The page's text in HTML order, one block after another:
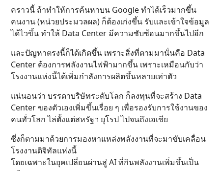
คราวนี้ ถ้าทำให้การค้นหาบน Google ทำได้เร็วมากขึ้น
คนงาน (หน่วยประมวลผล) ก็ต้องเก่งขึ้น รับและเข้าใจข้อมูล
ได้ไวขึ้น ทำให้ Data Center มีความซับซ้อนมากขึ้นไปอีก
และปัญหาตรงนี้ก็ได้เกิดขึ้น เพราะสิ่งที่ตามมานั่นคือ Data
Center ต้องการพลังงานไฟฟ้ามากขึ้น เพราะเหมือนกับว่า
โรงงานแห่งนี้ได้เพิ่มกำลังการผลิตขึ้นหลายเท่าตัว
แน่นอนว่า บรรดาบริษัทระดับโลก ก็ลงทุนที่จะสร้าง Data
Center ของตัวเองเพิ่มขึ้นเรื่อย ๆ เพื่อรองรับการใช้งานของ
คนทั่วโลก ไล่ตั้งแต่สหรัฐฯ ยุโรป ไปจนถึงเอเชีย
ซึ่งก็ตามมาด้วยการมองหาแหล่งพลังงานที่จะมาขับเคลื่อน
โรงงานดิจิทัลแห่งนี้
โดยเฉพาะในยุคเปลี่ยนผ่านสู่ AI ที่กินพลังงานเพิ่มขึ้นเป็น